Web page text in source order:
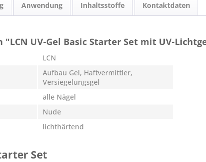
Anwendung Inhaltsstoffe Kontaktdaten
UV-Gel Basic Starter Set mit UV-
LCN
Aufbau Gel, Haftvermittler,
Versiegelungsgel
alle Nägel
Nude
lichthärtend
Set